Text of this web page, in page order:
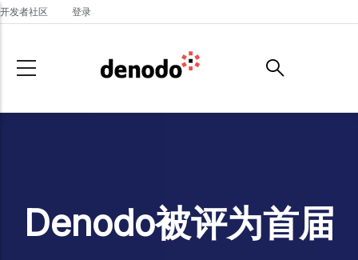
Skip to main content
开发者社区 登录
Denodo被评为首届